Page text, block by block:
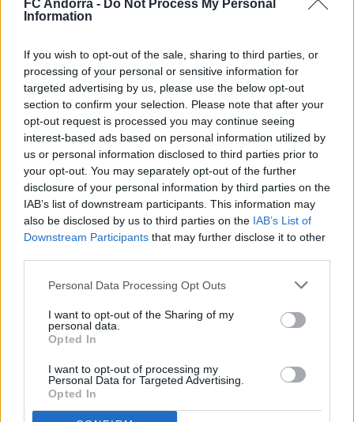
FC Andorra - Do Not Process My Personal
Information
If you wish to opt-out of the sale, sharing to third parties, or
processing of your personal or sensitive information for
targeted advertising by us, please use the below opt-out
section to confirm your selection. Please note that after your
opt-out request is processed you may continue seeing
interest-based ads based on personal information utilized by
us or personal information disclosed to third parties prior to
your opt-out. You may separately opt-out of the further
disclosure of your personal information by third parties on the
IAB’s list of downstream participants. This information may
also be disclosed by us to third parties on the IAB’s List of
Downstream Participants that may further disclose it to other
Personal Data Processing Opt Outs
I want to opt-out of the Sharing of my
personal data.
Opted In
I want to opt-out of processing my
Personal Data for Targeted Advertising.
Opted In
En la reanudación, los tricolores han salido mucho mejor y, de
hecho, Minsu ha estado a punto de anotar el tercero en los
cómodo, el conjunto de Ibai Gómez ha sabido controlar
mucho mejor el partido y se ha mostrado superior a su rival. Y
así, en los minutos finales ha terminado llegando el 3-1
definitivo en un pase al espacio para Carrique que ha
terminado transformando, tras el rechace del portero
visitante, Villahermosa en la sentencia.
#SomTricolors
Noticias relacionadas
PRIMER EQUIPO
Pau López: "Es uno de los pasos de mi
Aron Rodrigo, cedido al Mirandés